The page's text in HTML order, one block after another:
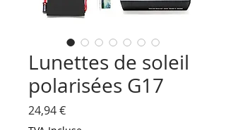
Lunettes de soleil
polarisées G17
24,94 €Prix